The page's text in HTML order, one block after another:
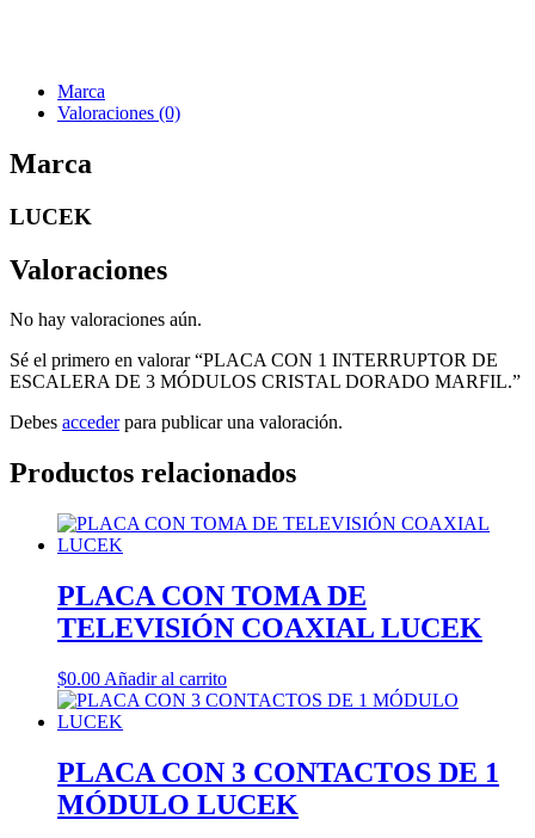
Marca
Valoraciones (0)
Marca
LUCEK
Valoraciones
No hay valoraciones aún.
Sé el primero en valorar “PLACA CON 1 INTERRUPTOR DE
ESCALERA DE 3 MÓDULOS CRISTAL DORADO MARFIL.”
Debes accederpara publicar una valoración.
Productos relacionados
PLACA CON TOMA DE
TELEVISIÓN COAXIAL LUCEK
$0.00 Añadir al carrito
PLACA CON 3 CONTACTOS DE 1
MÓDULO LUCEK